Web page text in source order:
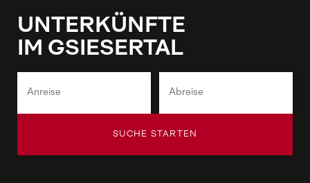
UNTERKÜNFTE
IM GSIESERTAL
SUCHE STARTEN